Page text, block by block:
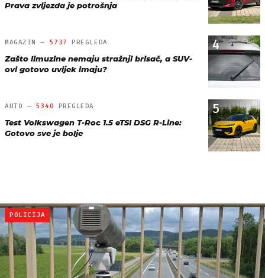
Prava zvijezda je potrošnja
4
MAGAZIN — 5737 PREGLEDA
Zašto limuzine nemaju stražnji brisač, a SUV-
ovi gotovo uvijek imaju?
5
AUTO — 5340 PREGLEDA
Test Volkswagen T-Roc 1.5 eTSI DSG R-Line:
Gotovo sve je bolje
POLICIJA